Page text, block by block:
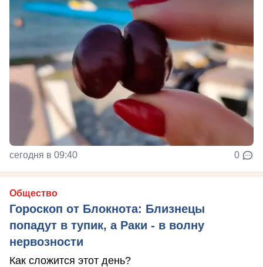
сегодня в 09:40 0
Общество
Гороскоп от Блокнота: Близнецы
попадут в тупик, а Раки - в волну
нервозности
Как сложится этот день?